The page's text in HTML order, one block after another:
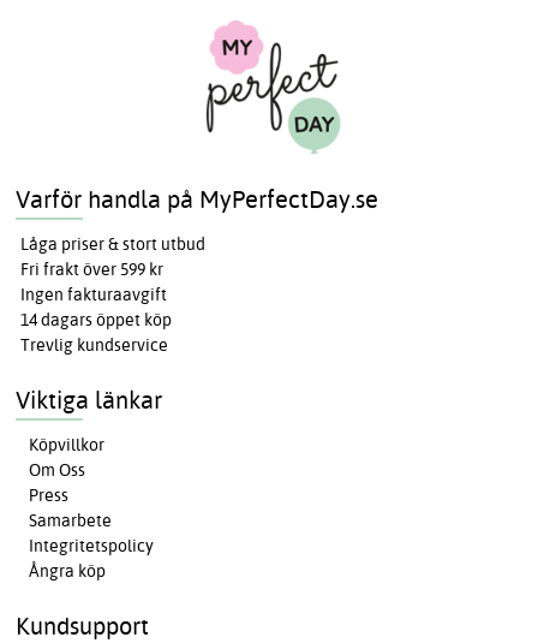
Varför handla på MyPerfectDay.se
Låga priser & stort utbud
Fri frakt över 599 kr
Ingen fakturaavgift
14 dagars öppet köp
Trevlig kundservice
Viktiga länkar
Köpvillkor
Om Oss
Press
Samarbete
Integritetspolicy
Ångra köp
Kundsupport